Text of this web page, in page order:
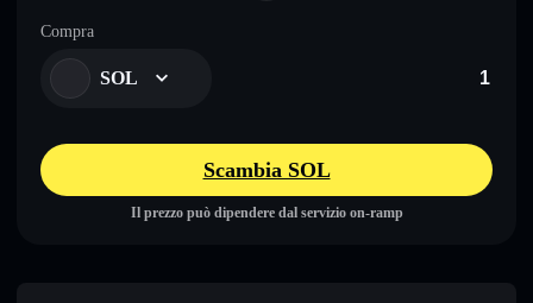
Compra
SOL
Scambia SOL
Il prezzo può dipendere dal servizio on-ramp